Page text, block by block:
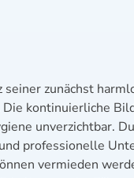
zunächst
kontinuierliche
unverzichtbar.
professionelle
vermieden